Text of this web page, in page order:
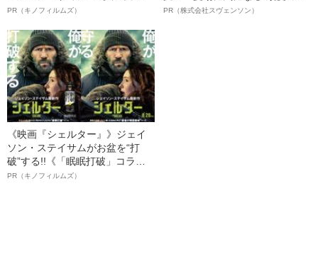
ルインタビュー“観客を魅了した
語る”《日本興収70億円突破》
PR（キノフィルムズ）
オイ”や“ベタつき”を解消す
PR（株式会社スヴェンソン）
《映画『シェルター』》ジェイ
ソン・ステイサムがお盆を“打
破”する!!《「眠眠打破」コラ
ボ》
PR（キノフィルムズ）